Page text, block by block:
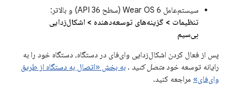
سیستم‌عامل Wear OS 6 (سطح API 36) و بالاتر:
تنظیمات > گزینه‌های توسعه‌دهنده > اشکال‌زدایی
بی‌سیم
پس از فعال کردن اشکال‌زدایی وای‌فای در دستگاه، دستگاه خود را به
رایانه توسعه خود متصل کنید . به بخش «اتصال به دستگاه از طریق
وای‌فای» مراجعه کنید.